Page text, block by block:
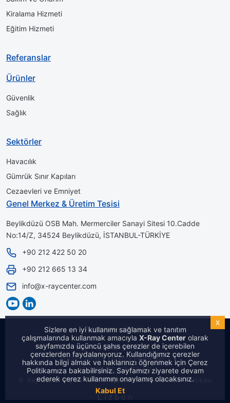
Kiralama Hizmeti
Eğitim Hizmeti
Referanslar
Ürünler
Güvenlik
Sağlık
Sektörler
Havacılık
Gümrük Sınır Kapıları
Cezaevleri ve Emniyet
Genel Merkez & Üretim Tesisi
Beylikdüzü OSB Mah. Mermerciler Sanayi Sitesi 10.Cadde
No:14/Z, 34524 Beylikdüzü, İSTANBUL-TÜRKİYE
+90 212 422 50 20
+90 212 665 13 34
info@x-raycenter.com
Tüm hakları saklıdır.
Bilgi Toplumu Hizmetleri /
X-Ray Center - Entegre Politikaları /
XRC KALİTE POLİTİKASI
X- Ray Center Kişisel Verilerin İşlenmesi ve Korunması Politikası
Sizlere en iyi kullanımı sağlamak ve tanıtım
çalışmalarında kullanmak amacıyla X-Ray Center olarak
sayfamızda üçüncü şahıs çerezler de içerebilen
çerezlerden faydalanıyoruz. Kullandığımız çerezler
hakkında bilgi almak ve haklarınızı öğrenmek için Çerez
Politikamıza bakabilirsiniz. Sayfamızı ziyarete devam
ederek çerez kullanımını onaylamış olacaksınız.
Kabul Et
x